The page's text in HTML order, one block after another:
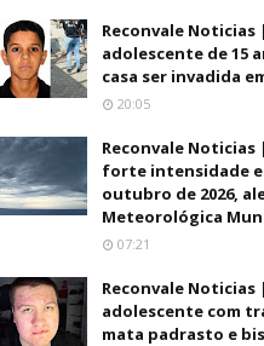
Reconvale Noticias |
adolescente de 15
casa ser invadida
20:05
Reconvale
forte intensidade
outubro de 2026,
Meteorológica
07:21
Reconvale Noticias
adolescente com
mata padrasto e